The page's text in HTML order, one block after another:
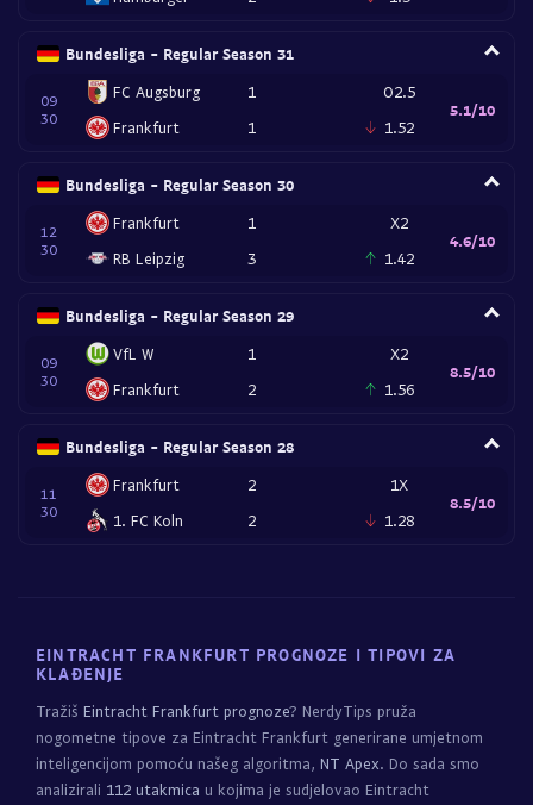
Bundesliga - Regular Season 31
09
30
FC Augsburg
Frankfurt
1
1
O2.5
1.52
5.1/10
Bundesliga - Regular Season 30
12
30
Frankfurt
RB Leipzig
1
3
X2
1.42
4.6/10
Bundesliga - Regular Season 29
09
30
VfL W
Frankfurt
1
2
X2
1.56
8.5/10
Bundesliga - Regular Season 28
11
30
Frankfurt
1. FC Koln
2
2
1X
1.28
8.5/10
EINTRACHT FRANKFURT PROGNOZE I TIPOVI ZA
KLAĐENJE
Tražiš Eintracht Frankfurt prognoze? NerdyTips pruža
nogometne tipove za Eintracht Frankfurt generirane umjetnom
inteligencijom pomoću našeg algoritma, NT Apex. Do sada smo
analizirali 112 utakmica u kojima je sudjelovao Eintracht